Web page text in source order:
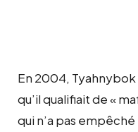
En 2004,
qu’il qualifiait de «
qui n’a pas